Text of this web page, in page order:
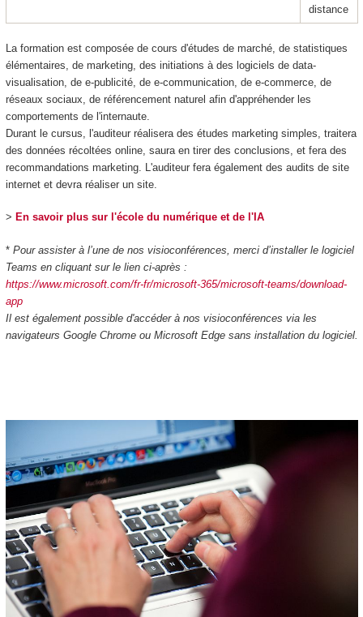
distance
La formation est composée de cours d'études de marché, de statistiques
élémentaires, de marketing, des initiations à des logiciels de data-
visualisation, de e-publicité, de e-communication, de e-commerce, de
réseaux sociaux, de référencement naturel afin d'appréhender les
comportements de l'internaute.
Durant le cursus, l'auditeur réalisera des études marketing simples, traitera
des données récoltées online, saura en tirer des conclusions, et fera des
recommandations marketing. L'auditeur fera également des audits de site
internet et devra réaliser un site.
> En savoir plus sur l'école du numérique et de l'IA
* Pour assister à l’une de nos visioconférences, merci d’installer le logiciel
Teams en cliquant sur le lien ci-après :
https://www.microsoft.com/fr-fr/microsoft-365/microsoft-teams/download-
app
Il est également possible d'accéder à nos visioconférences via les
navigateurs Google Chrome ou Microsoft Edge sans installation du logiciel.